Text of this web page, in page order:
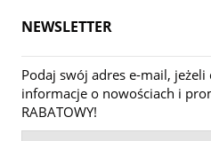
NEWSLETTER
Podaj swój adres e-mail,
informacje o nowościach i
RABATOWY!